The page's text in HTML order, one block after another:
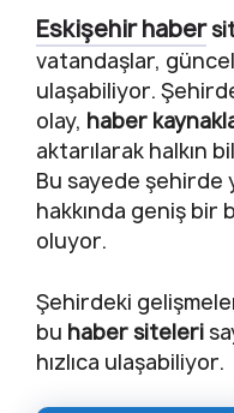
Eskişehir haber
vatandaşlar,
ulaşabiliyor.
olay, haber
aktarılarak halkın
Bu sayede şehirde
hakkında geniş bir
oluyor.
Şehirdeki
bu haber siteleri
hızlıca ulaşabiliyor.